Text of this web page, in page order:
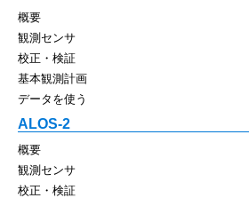
概要
観測センサ
校正・検証
基本観測計画
データを使う
ALOS-2
概要
観測センサ
校正・検証